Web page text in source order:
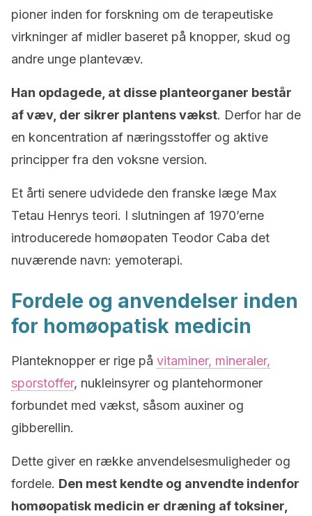
pioner inden for forskning om de terapeutiske
virkninger af midler baseret på knopper, skud og
andre unge plantevæv.
Han opdagede, at disse planteorganer består
af væv, der sikrer plantens vækst. Derfor har de
en koncentration af næringsstoffer og aktive
principper fra den voksne version.
Et årti senere udvidede den franske læge Max
Tetau Henrys teori. I slutningen af 1970’erne
introducerede homøopaten Teodor Caba det
nuværende navn: yemoterapi.
Fordele og anvendelser inden
for homøopatisk medicin
Planteknopper er rige på vitaminer, mineraler,
sporstoffer, nukleinsyrer og plantehormoner
forbundet med vækst, såsom auxiner og
gibberellin.
Dette giver en række anvendelsesmuligheder og
fordele. Den mest kendte og anvendte indenfor
homøopatisk medicin er dræning af toksiner,